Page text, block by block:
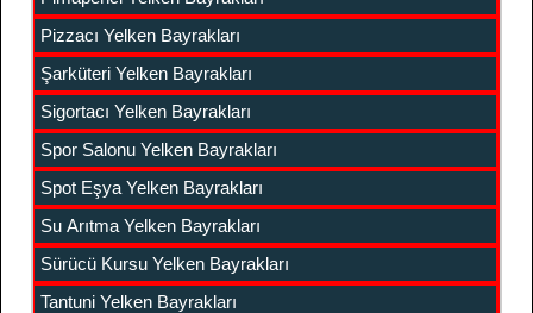
Pizzacı Yelken Bayrakları
Şarküteri Yelken Bayrakları
Sigortacı Yelken Bayrakları
Spor Salonu Yelken Bayrakları
Spot Eşya Yelken Bayrakları
Su Arıtma Yelken Bayrakları
Sürücü Kursu Yelken Bayrakları
Tantuni Yelken Bayrakları